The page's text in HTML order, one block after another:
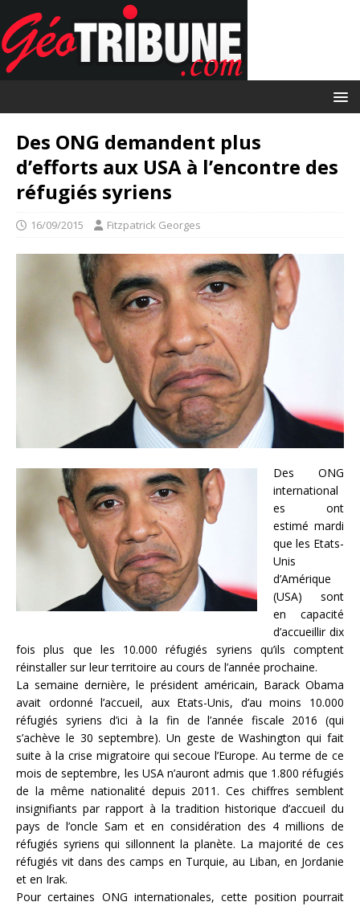
Des ONG demandent plus
d’efforts aux USA à l’encontre des
réfugiés syriens
16/09/2015 Fitzpatrick Georges
Des ONG
international
es ont
estimé mardi
que les Etats-
Unis
d’Amérique
(USA) sont
en capacité
d’accueillir dix
fois plus que les 10.000 réfugiés syriens qu’ils comptent
réinstaller sur leur territoire au cours de l’année prochaine.
La semaine dernière, le président américain, Barack Obama
avait ordonné l’accueil, aux Etats-Unis, d’au moins 10.000
réfugiés syriens d’ici à la fin de l’année fiscale 2016 (qui
s’achève le 30 septembre). Un geste de Washington qui fait
suite à la crise migratoire qui secoue l’Europe. Au terme de ce
mois de septembre, les USA n’auront admis que 1.800 réfugiés
de la même nationalité depuis 2011. Ces chiffres semblent
insignifiants par rapport à la tradition historique d’accueil du
pays de l’oncle Sam et en considération des 4 millions de
réfugiés syriens qui sillonnent la planète. La majorité de ces
réfugiés vit dans des camps en Turquie, au Liban, en Jordanie
et en Irak.
Pour certaines ONG internationales, cette position pourrait